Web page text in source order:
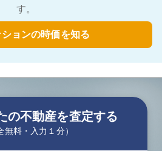
す。
ョンの時価を知る
の不動産を査定する
無料・入力１分）